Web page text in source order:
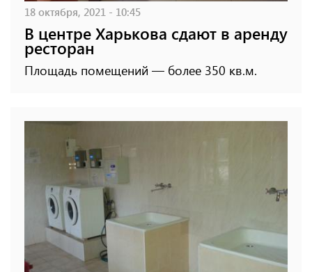
18 октября, 2021 - 10:45
В центре Харькова сдают в аренду
ресторан
Площадь помещений — более 350 кв.м.